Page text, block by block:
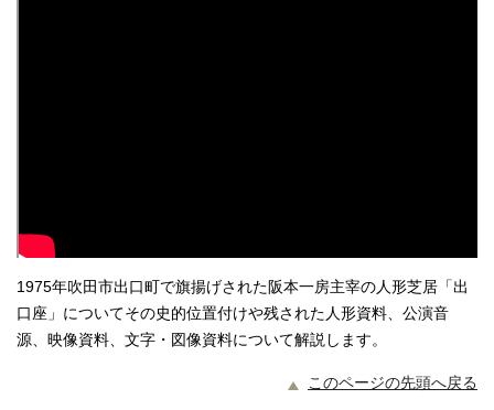
1975年吹田市出口町で旗揚げされた阪本一房主宰の人形芝居「出
口座」についてその史的位置付けや残された人形資料、公演音
源、映像資料、文字・図像資料について解説します。
このページの先頭へ戻る